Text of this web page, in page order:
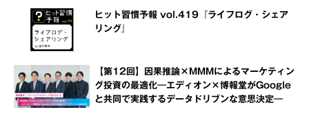
ヒット習慣予報 vol.419『ライフログ・シェア
リング』
【第12回】因果推論×MMMによるマーケティン
グ投資の最適化―エディオン×博報堂がGoogle
と共同で実践するデータドリブンな意思決定―